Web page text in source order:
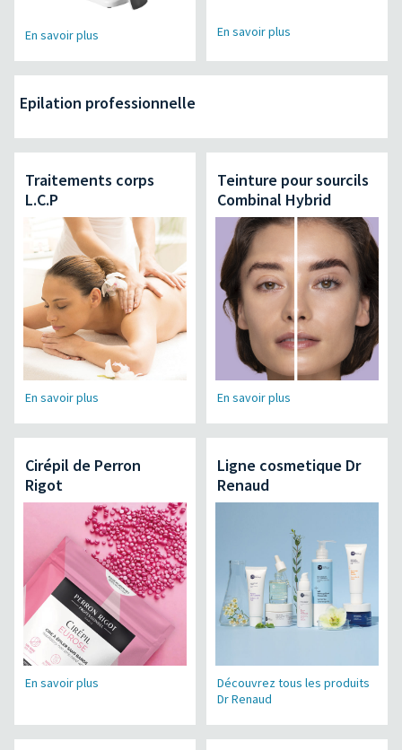
En savoir plus En savoir plus
Epilation professionnelle
Traitements corps
L.C.P
En savoir plus
Teinture pour sourcils
Combinal Hybrid
En savoir plus
Cirépil de Perron
Rigot
En savoir plus
Ligne cosmetique Dr
Renaud
Découvrez tous les produits
Dr Renaud